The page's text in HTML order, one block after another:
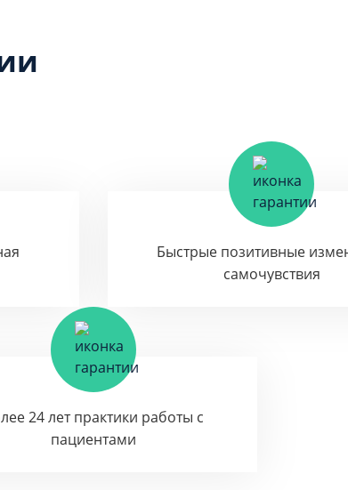
Быстрые позитивные
самочувствия
24 лет практики работы с
пациентами